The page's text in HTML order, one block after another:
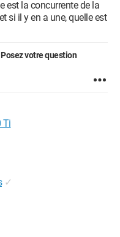
est la concurrente de la
si il y en a une, quelle est
Posez votre question
Ti
✓